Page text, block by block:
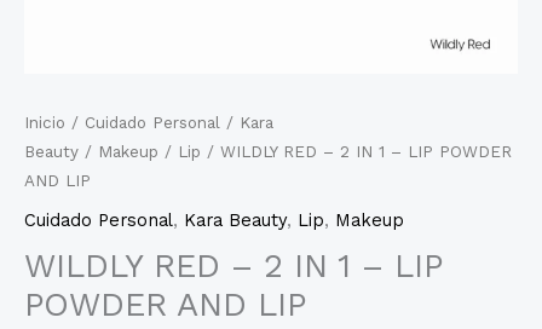
Inicio / Cuidado Personal / Kara
Beauty / Makeup / Lip / WILDLY RED – 2 IN 1 – LIP POWDER
AND LIP
Cuidado Personal, Kara Beauty, Lip, Makeup
WILDLY RED – 2 IN 1 – LIP
POWDER AND LIP